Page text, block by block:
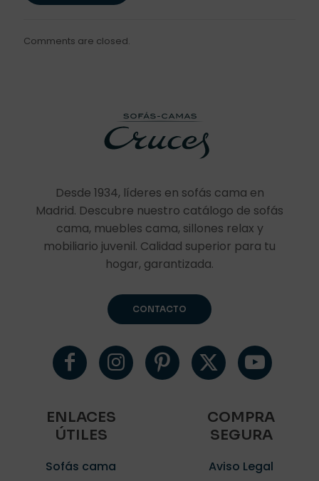
Comments are closed.
Desde 1934, líderes en sofás cama en
Madrid. Descubre nuestro catálogo de sofás
cama, muebles cama, sillones relax y
mobiliario juvenil. Calidad superior para tu
hogar, garantizada.
CONTACTO
ENLACES
ÚTILES
Sofás cama
COMPRA
SEGURA
Aviso Legal